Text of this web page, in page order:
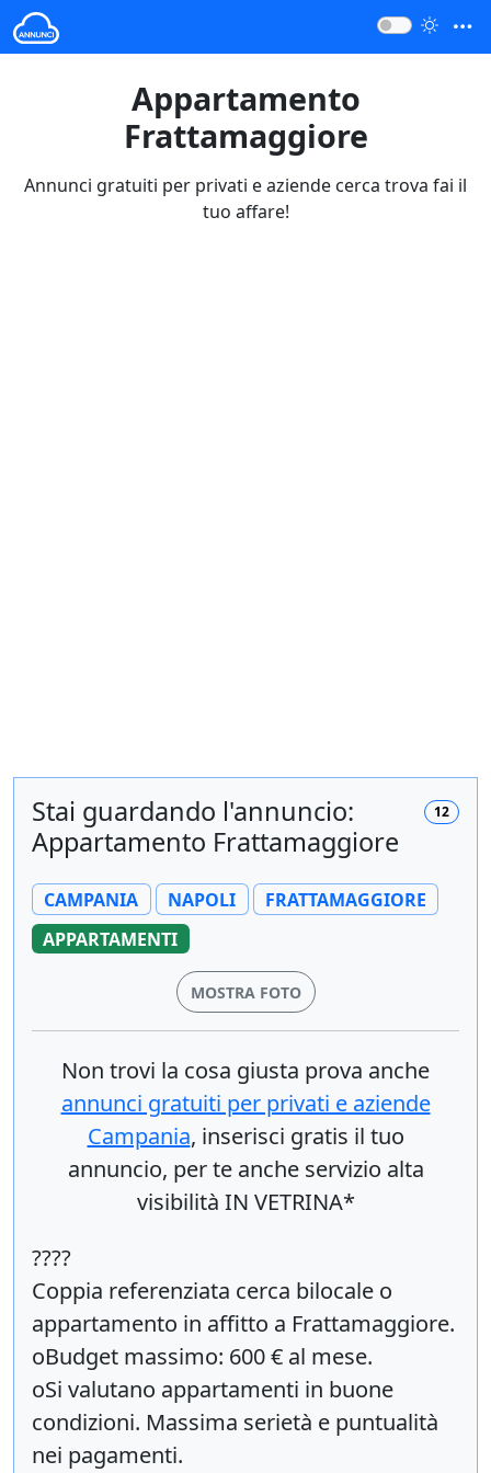
Appartamento
Frattamaggiore
Annunci gratuiti per privati e aziende cerca trova fai il
tuo affare!
12
Stai guardando l'annuncio:
Appartamento Frattamaggiore
CAMPANIA NAPOLI
FRATTAMAGGIORE
APPARTAMENTI
MOSTRA FOTO
Non trovi la cosa giusta prova anche
annunci gratuiti per privati e aziende
Campania, inserisci gratis il tuo
annuncio, per te anche servizio alta
visibilità IN VETRINA*
????
Coppia referenziata cerca bilocale o
appartamento in affitto a Frattamaggiore.
oBudget massimo: 600 € al mese.
oSi valutano appartamenti in buone
condizioni. Massima serietà e puntualità
nei pagamenti.